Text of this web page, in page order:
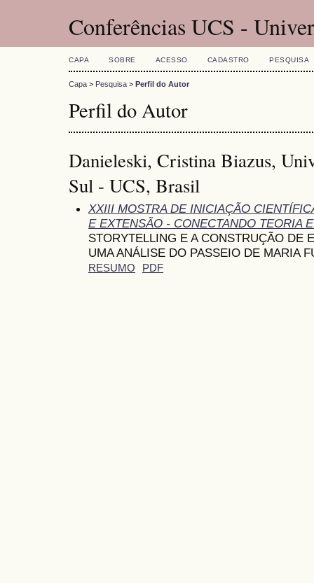
Conferências UCS -
CAPA SOBRE ACESSO CADASTRO PESQUISA
Capa > Pesquisa > Perfil do Autor
Perfil do Autor
Danieleski, Cristina Biazus,
Sul - UCS, Brasil
XXIII MOSTRA DE INICIAÇÃO
E EXTENSÃO - CONECTANDO TEORIA
STORYTELLING E A CONSTRUÇÃO DE
UMA ANÁLISE DO PASSEIO DE MARIA
RESUMO PDF